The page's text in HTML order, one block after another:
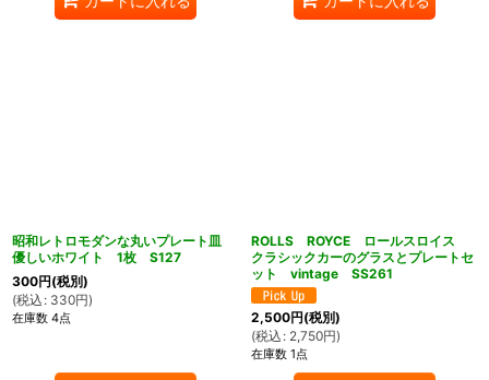
昭和レトロモダンな丸いプレート皿
優しいホワイト 1枚 S127
300円(税別)
(税込 : 330円)
在庫数 4点
ROLLS ROYCE ロールスロイス
クラシックカーのグラスとプレートセ
ット vintage SS261
2,500円(税別)
(税込 : 2,750円)
在庫数 1点